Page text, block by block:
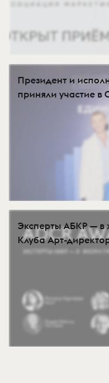
Президент и
приняли участие
Эксперты АБКР — в
Клуба Арт-